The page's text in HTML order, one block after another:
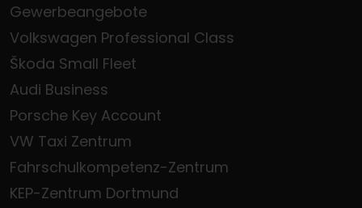
Gewerbeangebote
Volkswagen Professional Class
Škoda Small Fleet
Audi Business
Porsche Key Account
VW Taxi Zentrum
Fahrschulkompetenz-Zentrum
KEP-Zentrum Dortmund